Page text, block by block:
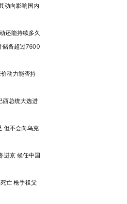
三对
【商旅对话】华住集团
住三大增长引擎是什么？
动向影响国内
还能持续多久
储备超过7600
动力能否持
西总统大选进
但不会向乌克
进京 候任中国
亡 枪手祖父